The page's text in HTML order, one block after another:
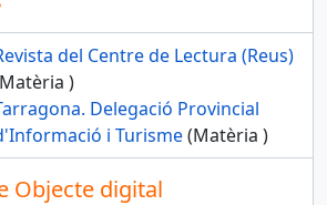
del Centre de Lectura (Reus)
)
Delegació Provincial
i Turisme(Matèria )
Objecte digital